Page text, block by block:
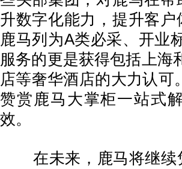
升数字化能力，提升客
鹿马列为A类必采、开业
服务的更是获得包括上海
店等奢华酒店的大力认
赞赏鹿马大掌柜一站式
效。
在未来，鹿马将继续